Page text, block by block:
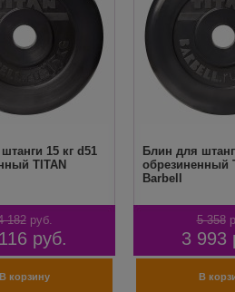
15 кг d51
TITAN
182 руб.
руб.
Блин для
обрезиненный
Barbell
5 358
3 993